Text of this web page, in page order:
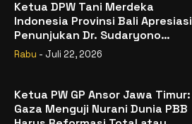
Ketua DPW Tani Merdeka
Indonesia Provinsi Bali Apresiasi
Penunjukan Dr. Sudaryono
sebagai Kepala Badan Gizi
Rabu - Juli 22, 2026
Ketua PW GP Ansor Jawa Timur:
Gaza Menguji Nurani Dunia PBB